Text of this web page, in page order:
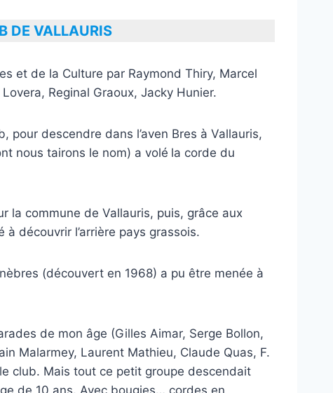
DE VALLAURIS
de la Culture par Raymond Thiry, Marcel
Reginal Graoux, Jacky Hunier.
descendre dans l’aven Bres à Vallauris,
nous tairons le nom) a volé la corde du
de Vallauris, puis, grâce aux
découvrir l’arrière pays grassois.
(découvert en 1968) a pu être menée à
de mon âge (Gilles Aimar, Serge Bollon,
Malarmey, Laurent Mathieu, Claude Quas, F.
club. Mais tout ce petit groupe descendait
de 10 ans. Avec bougies… cordes en